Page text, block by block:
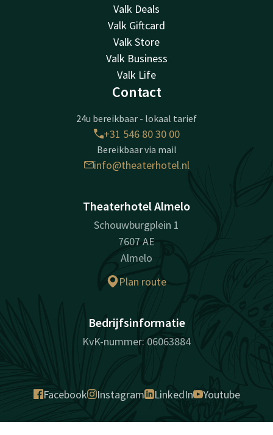
Valk Deals
Valk Giftcard
Valk Store
Valk Business
Valk Life
Contact
24u bereikbaar - lokaal tarief
+31 546 80 30 00
Bereikbaar via mail
info@theaterhotel.nl
Theaterhotel Almelo
Schouwburgplein 1
7607 AE
Almelo
Plan route
Bedrijfsinformatie
KvK-nummer: 06063884
Facebook Instagram LinkedIn Youtube